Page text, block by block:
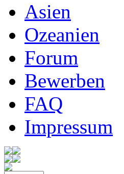
Asien
Ozeanien
Forum
Bewerben
FAQ
Impressum